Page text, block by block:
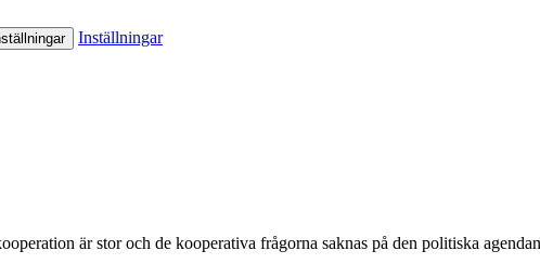
Inställningar
är stor och de kooperativa frågorna saknas på den politiska